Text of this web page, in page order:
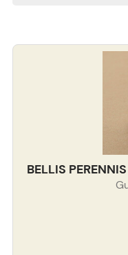
BELLIS